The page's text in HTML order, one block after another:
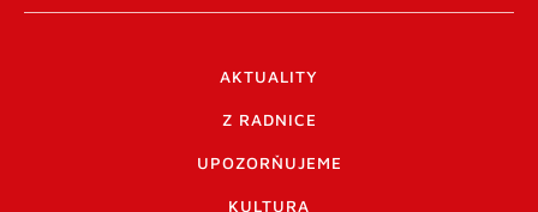
AKTUALITY
Z RADNICE
UPOZORŇUJEME
KULTURA